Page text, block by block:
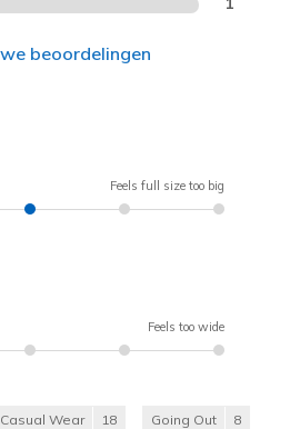
beoordelingen
Feels full size too big
Feels too wide
Casual Wear 18 Going Out 8